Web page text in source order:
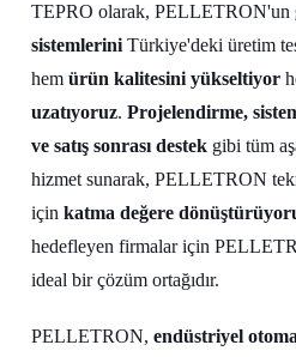
TEPRO olarak, PELLETRON'un
sistemlerini Türkiye'deki üretim
hem ürün kalitesini yükseltiyor
uzatıyoruz. Projelendirme,
ve satış sonrası destek gibi tüm
hizmet sunarak, PELLETRON
için katma değere
hedefleyen firmalar için
ideal bir çözüm ortağıdır.
PELLETRON, endüstriyel